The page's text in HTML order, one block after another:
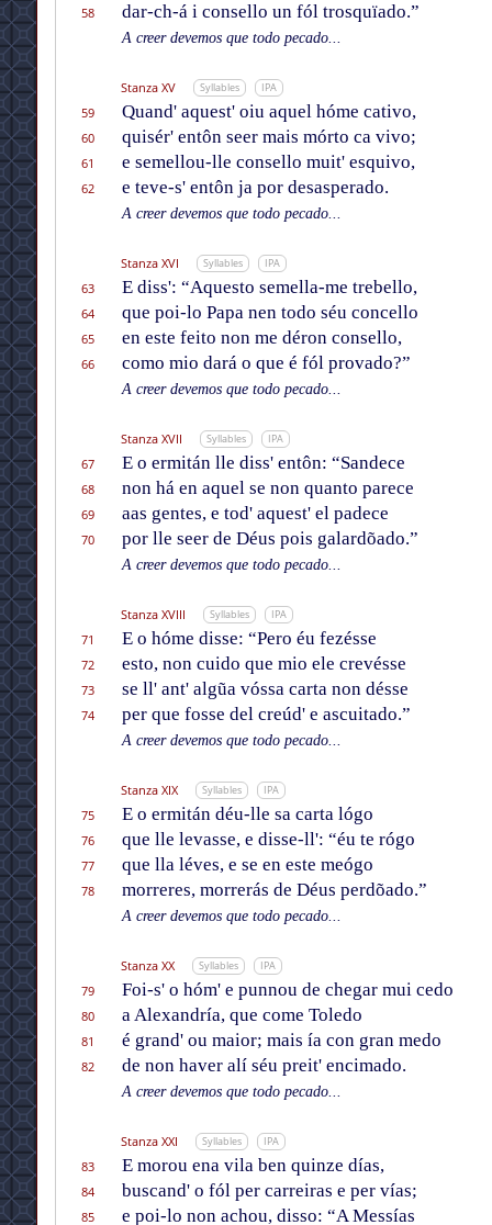
58
dar-ch-á i consello un fól trosquïado.”
A creer devemos que todo pecado...
Stanza XV Syllables IPA
59 Quand' aquest' oiu aquel hóme cativo,
60
quisér' entôn seer mais mórto ca vivo;
61
e semellou-lle consello muit' esquivo,
62
e teve-s' entôn ja por desasperado.
A creer devemos que todo pecado...
Stanza XVI Syllables IPA
63 E diss': “Aquesto semella-me trebello,
64
que poi-lo Papa nen todo séu concello
65
en este feito non me déron consello,
66
como mio dará o que é fól provado?”
A creer devemos que todo pecado...
Stanza XVII Syllables IPA
67 E o ermitán lle diss' entôn: “Sandece
68
non há en aquel se non quanto parece
69
aas gentes, e tod' aquest' el padece
70
por lle seer de Déus pois galardõado.”
A creer devemos que todo pecado...
Stanza XVIII Syllables IPA
71 E o hóme disse: “Pero éu fezésse
72
esto, non cuido que mio ele crevésse
73
se ll' ant' algũa vóssa carta non désse
74
per que fosse del creúd' e ascuitado.”
A creer devemos que todo pecado...
Stanza XIX Syllables IPA
75 E o ermitán déu-lle sa carta lógo
76
que lle levasse, e disse-ll': “éu te rógo
77
que lla léves, e se en este meógo
78
morreres, morrerás de Déus perdõado.”
A creer devemos que todo pecado...
Stanza XX Syllables IPA
79 Foi-s' o hóm' e punnou de chegar mui cedo
80
a Alexandría, que come Toledo
81
é grand' ou maior; mais ía con gran medo
82
de non haver alí séu preit' encimado.
A creer devemos que todo pecado...
Stanza XXI Syllables IPA
83 E morou ena vila ben quinze días,
84
buscand' o fól per carreiras e per vías;
85
e poi-lo non achou, disso: “A Messías